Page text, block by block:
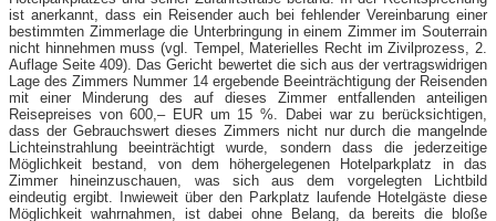
ist anerkannt, dass ein Reisender auch bei fehlender Vereinbarung einer
bestimmten Zimmerlage die Unterbringung in einem Zimmer im Souterrain
nicht hinnehmen muss (vgl. Tempel, Materielles Recht im Zivilprozess, 2.
Auflage Seite 409). Das Gericht bewertet die sich aus der vertragswidrigen
Lage des Zimmers Nummer 14 ergebende Beeinträchtigung der Reisenden
mit einer Minderung des auf dieses Zimmer entfallenden anteiligen
Reisepreises von 600,– EUR um 15 %. Dabei war zu berücksichtigen,
dass der Gebrauchswert dieses Zimmers nicht nur durch die mangelnde
Lichteinstrahlung beeinträchtigt wurde, sondern dass die jederzeitige
Möglichkeit bestand, von dem höhergelegenen Hotelparkplatz in das
Zimmer hineinzuschauen, was sich aus dem vorgelegten Lichtbild
eindeutig ergibt. Inwieweit über den Parkplatz laufende Hotelgäste diese
Möglichkeit wahrnahmen, ist dabei ohne Belang, da bereits die bloße